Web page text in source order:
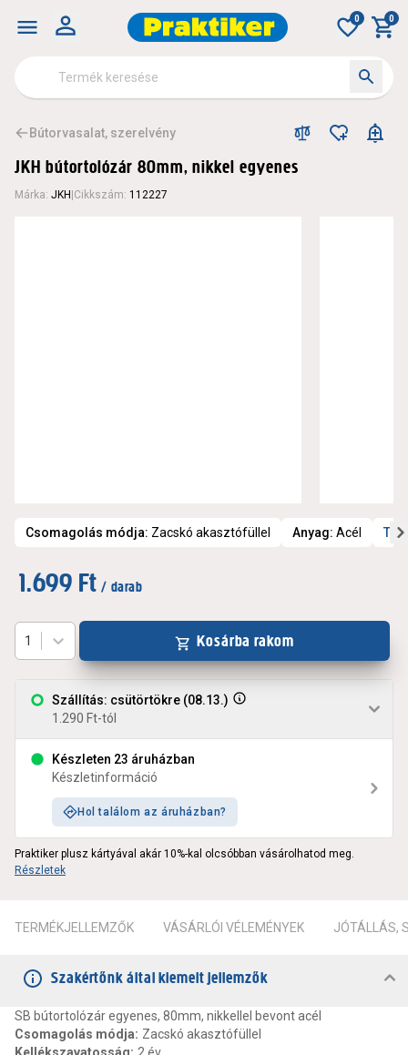
0 0
Bútorvasalat, szerelvény
JKH bútortolózár 80mm, nikkel egyenes
Márka: JKH Cikkszám: 112227
Csomagolás módja: Zacskó akasztófüllel Anyag: Acél
1.699 Ft / darab
Szállítás: csütörtökre (08.13.)
1.290 Ft-tól
Készleten 23 áruházban
Készletinformáció
Hol találom az áruházban?
1 Kosárba rakom
Praktiker plusz kártyával akár 10%-kal olcsóbban vásárolhatod meg.
Részletek
TERMÉKJELLEMZŐK VÁSÁRLÓI VÉLEMÉNYEK JÓTÁLLÁS,
Szakértőnk által kiemelt jellemzők
SB bútortolózár egyenes, 80mm, nikkellel bevont acél
Csomagolás módja: Zacskó akasztófüllel